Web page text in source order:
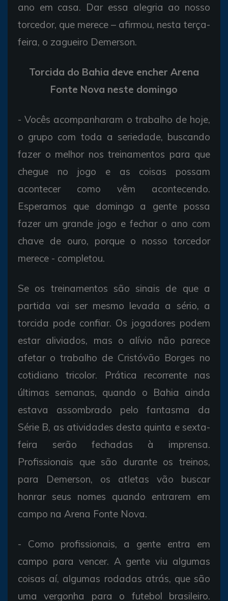
ano em casa. Dar essa alegria ao nosso
torcedor, que merece – afirmou, nesta terça-
feira, o zagueiro Demerson.
Torcida do Bahia deve encher Arena
Fonte Nova neste domingo
- Vocês acompanharam o trabalho de hoje,
o grupo com toda a seriedade, buscando
fazer o melhor nos treinamentos para que
chegue no jogo e as coisas possam
acontecer como vêm acontecendo.
Esperamos que domingo a gente possa
fazer um grande jogo e fechar o ano com
chave de ouro, porque o nosso torcedor
merece - completou.
Se os treinamentos são sinais de que a
partida vai ser mesmo levada a sério, a
torcida pode confiar. Os jogadores podem
estar aliviados, mas o alívio não parece
afetar o trabalho de Cristóvão Borges no
cotidiano tricolor. Prática recorrente nas
últimas semanas, quando o Bahia ainda
estava assombrado pelo fantasma da
Série B, as atividades desta quinta e sexta-
feira serão fechadas à imprensa.
Profissionais que são durante os treinos,
para Demerson, os atletas vão buscar
honrar seus nomes quando entrarem em
campo na Arena Fonte Nova.
- Como profissionais, a gente entra em
campo para vencer. A gente viu algumas
coisas aí, algumas rodadas atrás, que são
uma vergonha para o futebol brasileiro.